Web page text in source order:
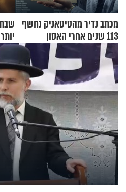
מכתב נדיר מהטיטאניק נחשף
113 שנים אחרי האסון